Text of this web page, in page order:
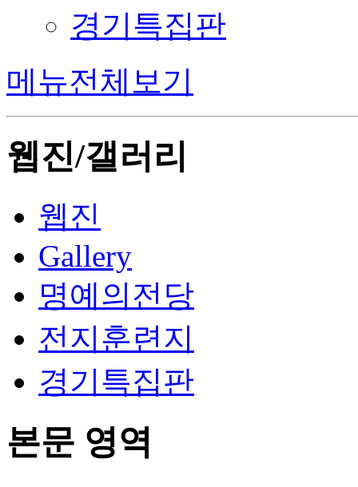
경기특집판
메뉴전체보기
웹진/갤러리
웹진
Gallery
명예의전당
전지훈련지
경기특집판
본문 영역